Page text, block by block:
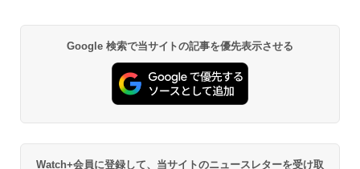
Google 検索で当サイトの記事を優先表示させる
Watch+会員に登録して、当サイトのニュースレターを受け取